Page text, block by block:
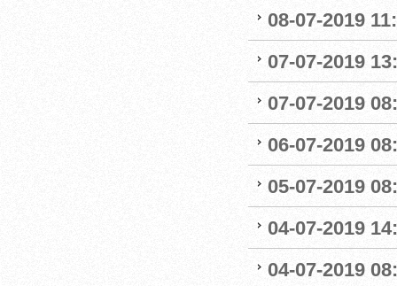
08-07-2019
07-07-2019
07-07-2019
06-07-2019
05-07-2019
04-07-2019
04-07-2019